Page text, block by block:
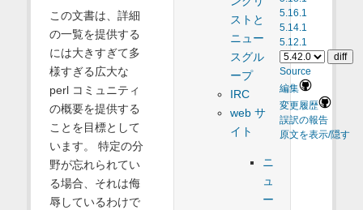
5.16.1
5.14.1
5.12.1
Source
編集
変更履歴
誤訳の報告
原文を表示/隠す
ストと
ニュー
スグル
ープ
IRC
web サ
イト
ニ
ュ
ー
この文書は、詳細
の一覧を提供する
には大きすぎて多
様すぎる広大な
perl コミュニティ
の概要を提供する
ことを目標として
います。 特定の分
野が忘れられてい
る場合、それは侮
辱しているわけで